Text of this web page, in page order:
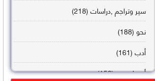
سير وتراجم ,دراسات (218)
نحو (188)
أدب (161)
أصول فقه (158)